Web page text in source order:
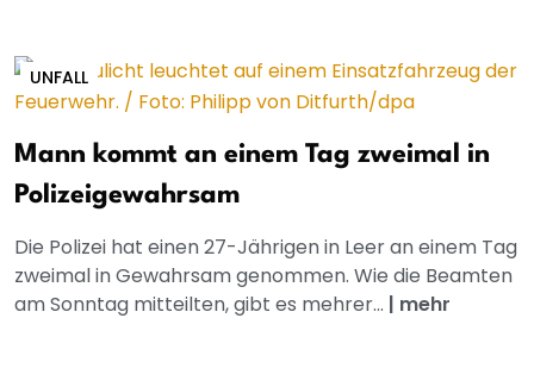
UNFALL
Mann kommt an einem Tag zweimal in
Polizeigewahrsam
Die Polizei hat einen 27-Jährigen in Leer an einem Tag
zweimal in Gewahrsam genommen. Wie die Beamten
am Sonntag mitteilten, gibt es mehrer... | mehr